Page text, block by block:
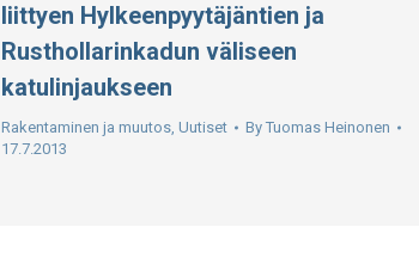
liittyen Hylkeenpyytäjäntien ja
Rusthollarinkadun väliseen
katulinjaukseen
Rakentaminen ja muutos, Uutiset By Tuomas Heinonen
17.7.2013